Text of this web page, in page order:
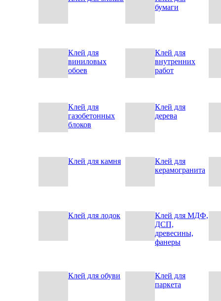
бумаги
Клей для
виниловых
обоев
Клей для
внутренних
работ
Клей для
газобетонных
блоков
Клей для
дерева
Клей для камня
Клей для
керамогранита
Клей для лодок
Клей для МДФ,
ДСП,
древесины,
фанеры
Клей для обуви
Клей для
паркета